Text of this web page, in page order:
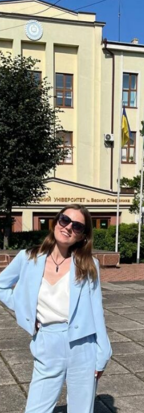
Пиндорак -призер конкурсу
конкурсу студентських
дослідницьких робіт, який
у м. Переяслав-Хмельницькому